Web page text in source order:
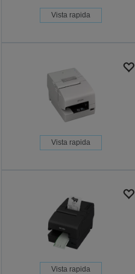
Vista rapida
Vista rapida
Vista rapida